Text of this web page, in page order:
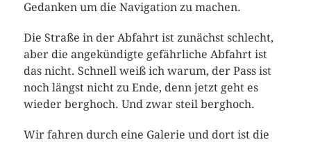
Gedanken um die Navigation zu machen.
Die Straße in der Abfahrt ist zunächst schlecht,
aber die angekündigte gefährliche Abfahrt ist
das nicht. Schnell weiß ich warum, der Pass ist
noch längst nicht zu Ende, denn jetzt geht es
wieder berghoch. Und zwar steil berghoch.
Wir fahren durch eine Galerie und dort ist die